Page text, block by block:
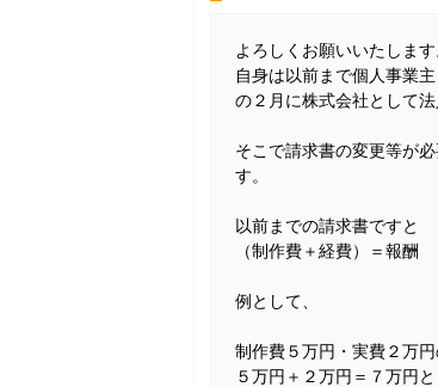
よろしくお願いいたします
自身は以前まで個人事業
の２月に株式会社として法
そこで請求書の変更等が
す。
以前までの請求書ですと
（制作費＋経費）＝報酬
例として、
制作費５万円・実費２万円
５万円＋２万円＝７万円と